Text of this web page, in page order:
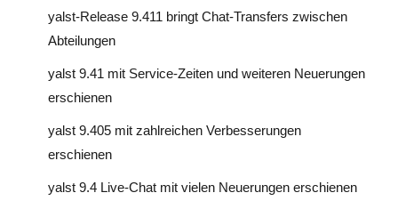
yalst-Release 9.411 bringt Chat-Transfers zwischen
Abteilungen
yalst 9.41 mit Service-Zeiten und weiteren Neuerungen
erschienen
yalst 9.405 mit zahlreichen Verbesserungen
erschienen
yalst 9.4 Live-Chat mit vielen Neuerungen erschienen